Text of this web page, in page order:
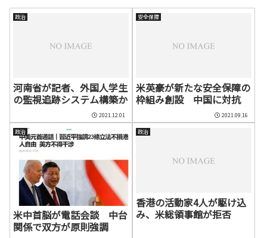
政治
河南省が記者、外国人学生
の監視追跡システム構築か
2021.12.01
安全保障
米英豪が新たな安全保障の
枠組み創設 中国に対抗
2021.09.16
政治
米中首脳が電話会談 中台
関係で双方が原則強調
政治
香港の活動家4人が駆け込
み、米総領事館が拒否